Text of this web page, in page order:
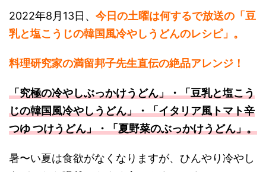
2022年8月13日、 今日の土曜は何するで放送の「豆
乳と塩こうじの韓国風冷やしうどんのレシピ」。
料理研究家の満留邦子先生直伝の絶品アレンジ！
「究極の冷やしぶっかけうどん」・「豆乳と塩こう
じの韓国風冷やしうどん」・「イタリア風トマト辛
つゆ つけうどん」・「夏野菜のぶっかけうどん」。
暑〜い夏は食欲がなくなりますが、ひんやり冷やし